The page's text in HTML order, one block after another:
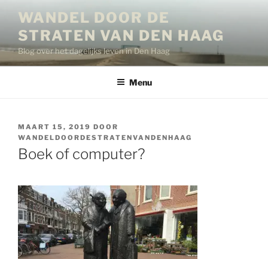
inhoud
WANDEL DOOR DE
STRATEN VAN DEN HAAG
Blog over het dagelijks leven in Den Haag
Menu
GEPLAATST
OP
MAART 15, 2019 DOOR
WANDELDOORDESTRATENVANDENHAAG
Boek of computer?